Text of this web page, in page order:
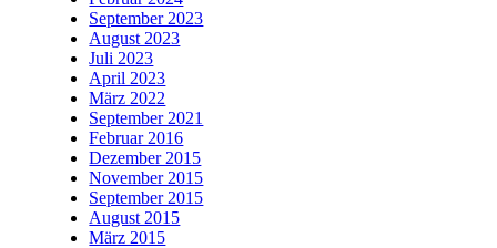
September 2023
August 2023
Juli 2023
April 2023
März 2022
September 2021
Februar 2016
Dezember 2015
November 2015
September 2015
August 2015
März 2015